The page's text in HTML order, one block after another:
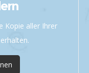
Kopie aller Ihrer